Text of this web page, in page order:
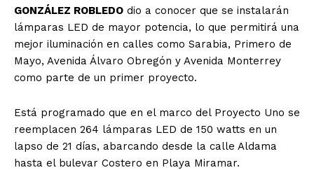
GONZÁLEZ ROBLEDO dio a conocer que se instalarán
lámparas LED de mayor potencia, lo que permitirá una
mejor iluminación en calles como Sarabia, Primero de
Mayo, Avenida Álvaro Obregón y Avenida Monterrey
como parte de un primer proyecto.
Está programado que en el marco del Proyecto Uno se
reemplacen 264 lámparas LED de 150 watts en un
lapso de 21 días, abarcando desde la calle Aldama
hasta el bulevar Costero en Playa Miramar.